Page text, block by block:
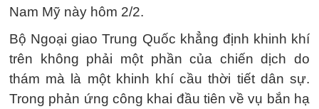
Nam Mỹ này hôm 2/2.
Bộ Ngoại giao Trung Quốc khẳng định khinh khí
trên không phải một phần của chiến dịch do
thám mà là một khinh khí cầu thời tiết dân sự.
Trong phản ứng công khai đầu tiên về vụ bắn hạ